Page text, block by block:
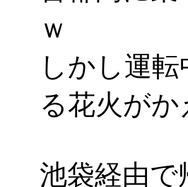
ｗ
しかし運
る花火が
池袋経由